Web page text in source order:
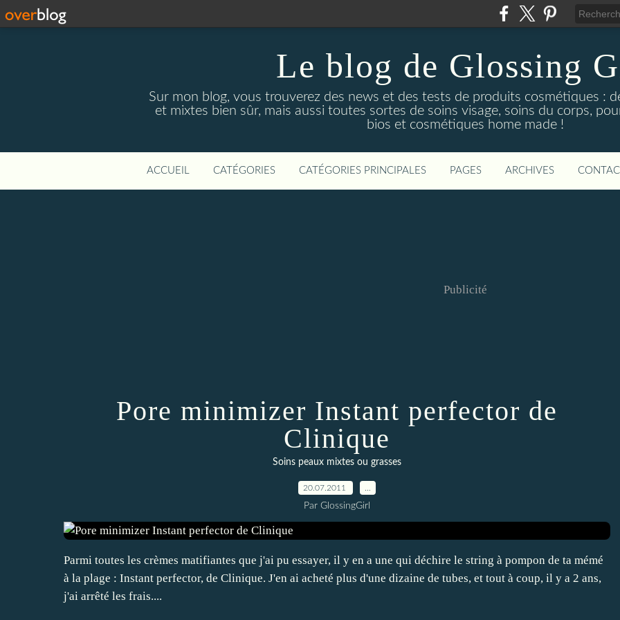
Le blog de Glossing
Sur mon blog, vous trouverez des news et des tests de produits cosmétiques :
et mixtes bien sûr, mais aussi toutes sortes de soins visage, soins du corps,
bios et cosmétiques home made !
ACCUEIL CATÉGORIES CATÉGORIES PRINCIPALES PAGES ARCHIVES
Publicité
Pore minimizer Instant perfector de
Clinique
Soins peaux mixtes ou grasses
20.07.2011
Par GlossingGirl
Parmi toutes les crèmes matifiantes que j'ai pu essayer, il y en a une qui déchire le string à pompon de ta mémé
à la plage : Instant perfector, de Clinique. J'en ai acheté plus d'une dizaine de tubes, et tout à coup, il y a 2 ans,
j'ai arrêté les frais....